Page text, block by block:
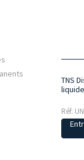
TNS
Réf: